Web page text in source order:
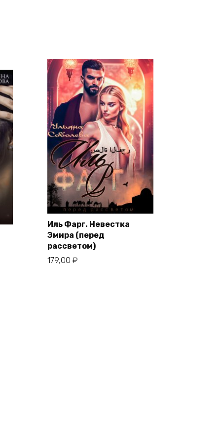
Иль Фарг. Невестка
Эмира (перед
рассветом)
179,00 ₽